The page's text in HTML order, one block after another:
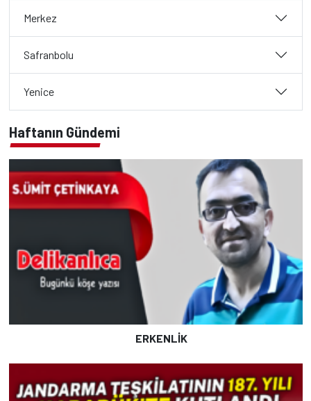
Merkez
Safranbolu
Yenice
Haftanın Gündemi
ERKENLİK